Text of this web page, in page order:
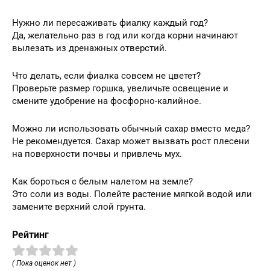
Нужно ли пересаживать фиалку каждый год?
Да, желательно раз в год или когда корни начинают
вылезать из дренажных отверстий.
Что делать, если фиалка совсем не цветет?
Проверьте размер горшка, увеличьте освещение и
смените удобрение на фосфорно-калийное.
Можно ли использовать обычный сахар вместо меда?
Не рекомендуется. Сахар может вызвать рост плесени
на поверхности почвы и привлечь мух.
Как бороться с белым налетом на земле?
Это соли из воды. Полейте растение мягкой водой или
замените верхний слой грунта.
Рейтинг
( Пока оценок нет )